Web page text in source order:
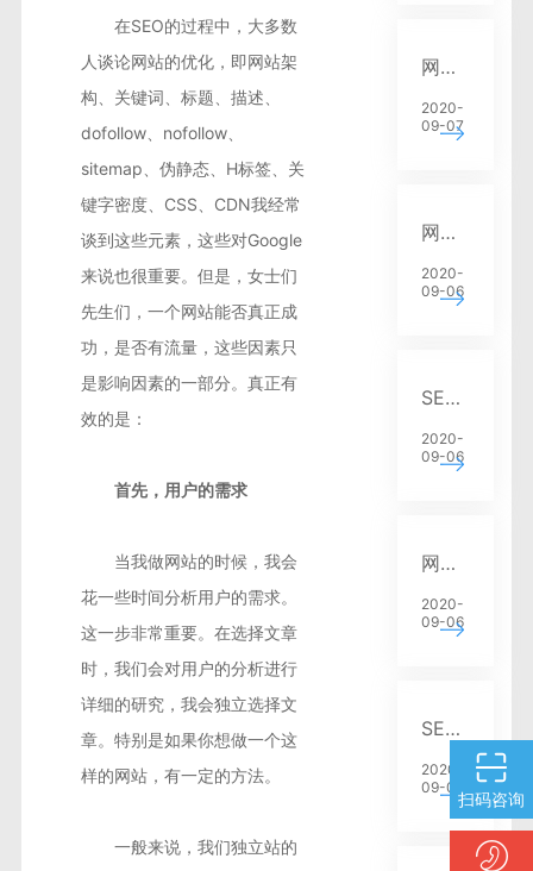
营销推广
SEO建站
在SEO的过程中，大多数
人谈论网站的优化，即网站架
构、关键词、标题、描述、
dofollow、nofollow、
sitemap、伪静态、H标签、关
键字密度、CSS、CDN我经常
谈到这些元素，这些对Google
来说也很重要。但是，女士们
先生们，一个网站能否真正成
功，是否有流量，这些因素只
是影响因素的一部分。真正有
效的是：
首先，用户的需求
当我做网站的时候，我会
花一些时间分析用户的需求。
这一步非常重要。在选择文章
时，我们会对用户的分析进行
详细的研究，我会独立选择文
章。特别是如果你想做一个这
样的网站，有一定的方法。
一般来说，我们独立站的
网站建设中SEO优化的常见问题有哪些？
2020-
09-07
网站建设中的SEO优化问题
2020-
09-06
SEO排名优化中网站收录是否和排名成正比
2020-
09-06
网站关键词选择与位置编排技巧优化
2020-
09-06
SEO快速排名网址优化
2020-
09-06
扫码咨询